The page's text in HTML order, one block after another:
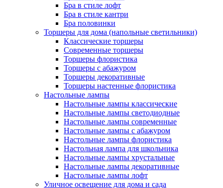
Бра в стиле лофт
Бра в стиле кантри
Бра половинки
Торшеры для дома (напольные светильники)
Классические торшеры
Современные торшеры
Торшеры флористика
Торшеры с абажуром
Торшеры декоративные
Торшеры настенные флористика
Настольные лампы
Настольные лампы классические
Настольные лампы светодиодные
Настольные лампы современные
Настольные лампы с абажуром
Настольные лампы флористика
Настольная лампа для школьника
Настольные лампы хрустальные
Настольные лампы декоративные
Настольные лампы лофт
Уличное освещение для дома и сада